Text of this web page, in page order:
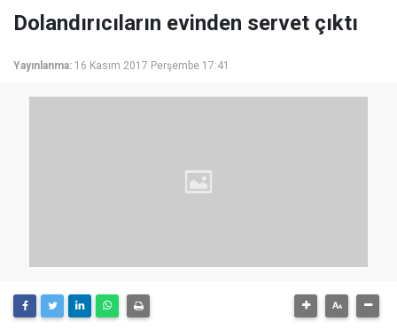
Dolandırıcıların evinden servet çıktı
Yayınlanma: 16 Kasım 2017 Perşembe 17:41